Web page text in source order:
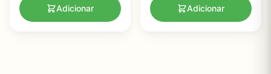
Adicionar Adicionar